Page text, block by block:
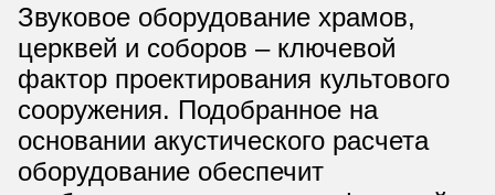
Звуковое оборудование храмов,
церквей и соборов – ключевой
фактор проектирования культового
сооружения. Подобранное на
основании акустического расчета
оборудование обеспечит